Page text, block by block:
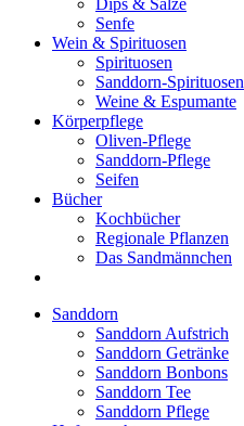
Dips & Salze
Senfe
Wein & Spirituosen
Spirituosen
Sanddorn-Spirituosen
Weine & Espumante
Körperpflege
Oliven-Pflege
Sanddorn-Pflege
Seifen
Bücher
Kochbücher
Regionale Pflanzen
Das Sandmännchen
Sanddorn
Sanddorn Aufstrich
Sanddorn Getränke
Sanddorn Bonbons
Sanddorn Tee
Sanddorn Pflege